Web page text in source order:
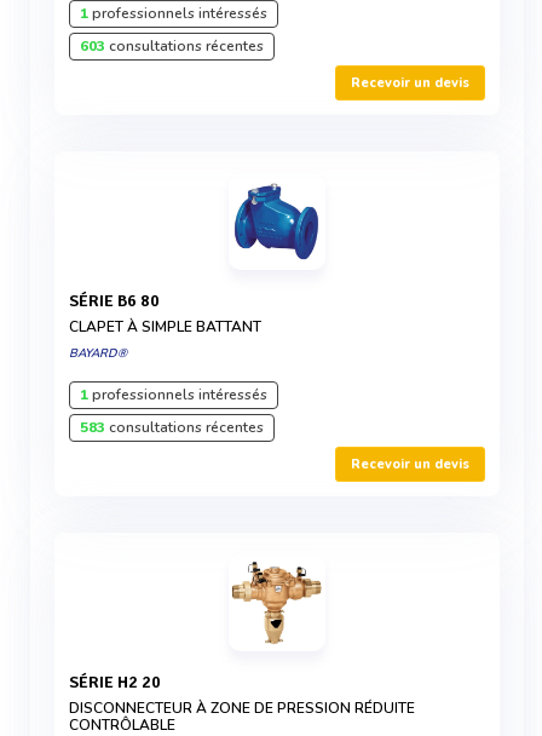
1professionnels intéressés
603 consultations récentes
Recevoir un devis
SÉRIE B6 80
CLAPET À SIMPLE BATTANT
BAYARD®
1professionnels intéressés
583 consultations récentes
Recevoir un devis
SÉRIE H2 20
DISCONNECTEUR À ZONE DE PRESSION RÉDUITE
CONTRÔLABLE